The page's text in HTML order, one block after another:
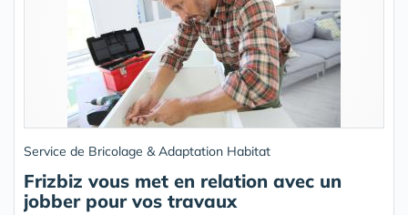
Service de Bricolage & Adaptation Habitat
Frizbiz vous met en relation avec un
jobber pour vos travaux